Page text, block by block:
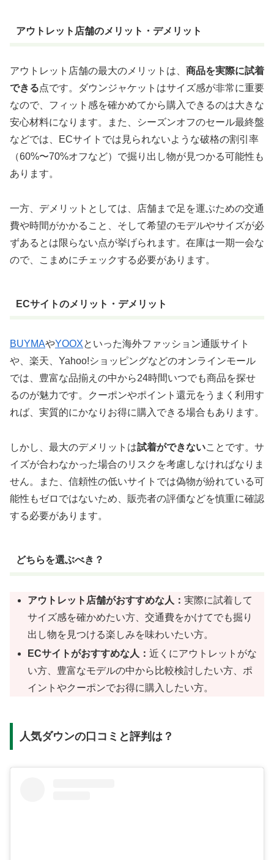
アウトレット店舗のメリット・デメリット
アウトレット店舗の最大のメリットは、 商品を実際に試着
できる点です。ダウンジャケットはサイズ感が非常に重要
なので、フィット感を確かめてから購入できるのは大きな
安心材料になります。また、シーズンオフのセール最終盤
などでは、ECサイトでは見られないような破格の割引率
（60%〜70%オフなど）で掘り出し物が見つかる可能性も
あります。
一方、デメリットとしては、店舗まで足を運ぶための交通
費や時間がかかること、そして希望のモデルやサイズが必
ずあるとは限らない点が挙げられます。在庫は一期一会な
ので、こまめにチェックする必要があります。
ECサイトのメリット・デメリット
BUYMAやYOOXといった海外ファッション通販サイト
や、楽天、Yahoo!ショッピングなどのオンラインモール
では、豊富な品揃えの中から24時間いつでも商品を探せ
るのが魅力です。クーポンやポイント還元をうまく利用す
れば、実質的にかなりお得に購入できる場合もあります。
しかし、最大のデメリットは試着ができないことです。サ
イズが合わなかった場合のリスクを考慮しなければなりま
せん。また、信頼性の低いサイトでは偽物が紛れている可
能性もゼロではないため、販売者の評価などを慎重に確認
する必要があります。
どちらを選ぶべき？
アウトレット店舗がおすすめな人：実際に試着して
サイズ感を確かめたい方、交通費をかけてでも掘り
出し物を見つける楽しみを味わいたい方。
ECサイトがおすすめな人：近くにアウトレットがな
い方、豊富なモデルの中から比較検討したい方、ポ
イントやクーポンでお得に購入したい方。
人気ダウンの口コミと評判は？